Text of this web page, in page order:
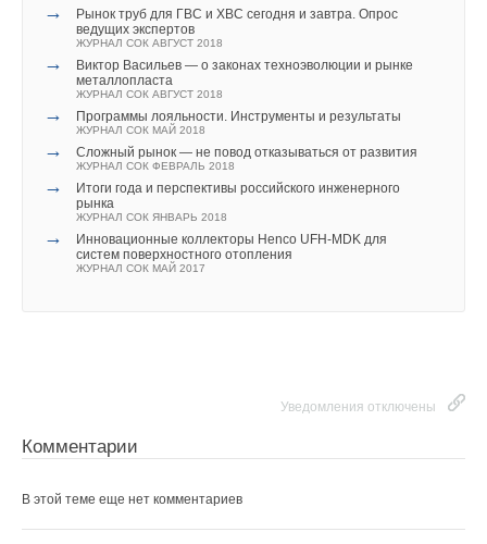
→
Рынок труб для ГВС и ХВС сегодня и завтра. Опрос
ведущих экспертов
ЖУРНАЛ СОК АВГУСТ 2018
→
Виктор Васильев — о законах техноэволюции и рынке
металлопласта
ЖУРНАЛ СОК АВГУСТ 2018
→ Программы лояльности. Инструменты и результаты
ЖУРНАЛ СОК МАЙ 2018
→ Сложный рынок — не повод отказываться от развития
ЖУРНАЛ СОК ФЕВРАЛЬ 2018
→
Итоги года и перспективы российского инженерного
рынка
ЖУРНАЛ СОК ЯНВАРЬ 2018
→
Инновационные коллекторы Henco UFH-MDK для
систем поверхностного отопления
ЖУРНАЛ СОК МАЙ 2017
Уведомления отключены
Комментарии
В этой теме еще нет комментариев
Текст комментария
НОВОСТИ СОК 11 ИЮЛЯ 2025
→
Bosch объявил о крупнейшей за свою 137-летнюю